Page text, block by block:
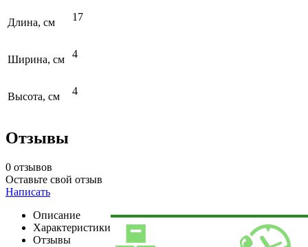
Длина, см 17
Ширина, см 4
Высота, см 4
Отзывы
0 отзывов
Оставьте свой отзыв
Написать
Описание
Характеристики
Отзывы